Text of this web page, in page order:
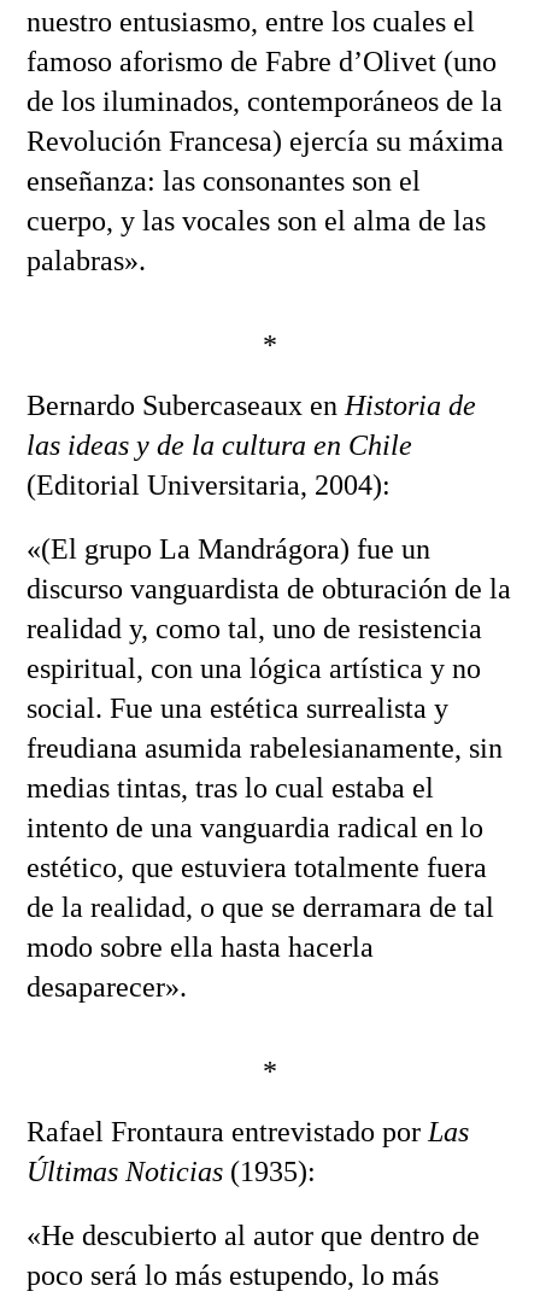
nuestro entusiasmo, entre los cuales el
famoso aforismo de Fabre d’Olivet (uno
de los iluminados, contemporáneos de la
Revolución Francesa) ejercía su máxima
enseñanza: las consonantes son el
cuerpo, y las vocales son el alma de las
palabras».
*
Bernardo Subercaseaux en Historia de
las ideas y de la cultura en Chile
(Editorial Universitaria, 2004):
«(El grupo La Mandrágora) fue un
discurso vanguardista de obturación de la
realidad y, como tal, uno de resistencia
espiritual, con una lógica artística y no
social. Fue una estética surrealista y
freudiana asumida rabelesianamente, sin
medias tintas, tras lo cual estaba el
intento de una vanguardia radical en lo
estético, que estuviera totalmente fuera
de la realidad, o que se derramara de tal
modo sobre ella hasta hacerla
desaparecer».
*
Rafael Frontaura entrevistado por Las
Últimas Noticias(1935):
«He descubierto al autor que dentro de
poco será lo más estupendo, lo más